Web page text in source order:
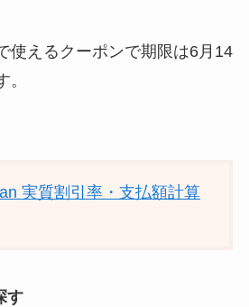
使えるクーポンで期限は6月14
実質割引率・支払額計算
す